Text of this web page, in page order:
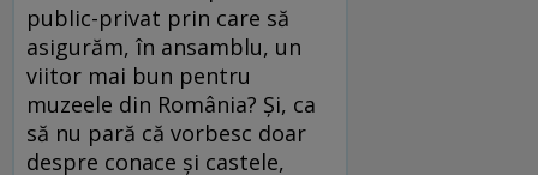
public-privat prin care să
asigurăm, în ansamblu, un
viitor mai bun pentru
muzeele din România? Şi, ca
să nu pară că vorbesc doar
despre conace şi castele,